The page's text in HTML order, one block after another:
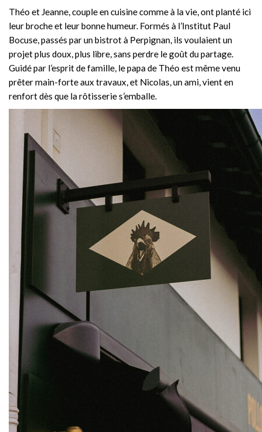
Théo et Jeanne, couple en cuisine comme à la vie, ont planté ici
leur broche et leur bonne humeur. Formés à l’Institut Paul
Bocuse, passés par un bistrot à Perpignan, ils voulaient un
projet plus doux, plus libre, sans perdre le goût du partage.
Guidé par l’esprit de famille, le papa de Théo est même venu
prêter main-forte aux travaux, et Nicolas, un ami, vient en
renfort dès que la rôtisserie s’emballe.